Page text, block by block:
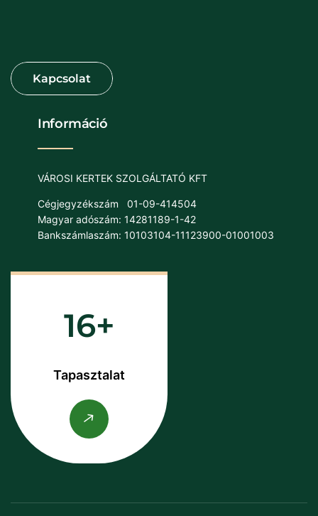
Információ
VÁROSI KERTEK SZOLGÁLTATÓ KFT
Cégjegyzékszám
01-09-414504
Magyar adószám: 14281189-1-42
Bankszámlaszám: 10103104-11123900-01001003
16
Tapasztalat